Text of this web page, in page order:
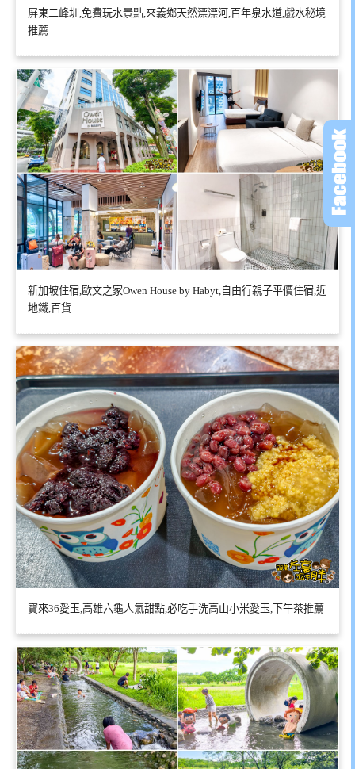
屏東二峰圳,免費玩水景點,來義鄉天然漂漂河,百年泉水道,戲水秘境
推薦
新加坡住宿,歐文之家Owen House by Habyt,自由行親子平價住宿,近
地鐵,百貨
寶來36愛玉,高雄六龜人氣甜點,必吃手洗高山小米愛玉,下午茶推薦